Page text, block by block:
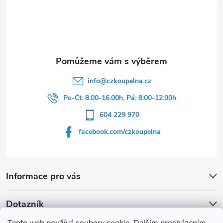
Informace pro vás
info@czkoupelna.cz
Po-Čt: 8.00-16.00h, Pá: 8:00-12:00h
604 229 970
facebook.com/czkoupelna
Dotazník